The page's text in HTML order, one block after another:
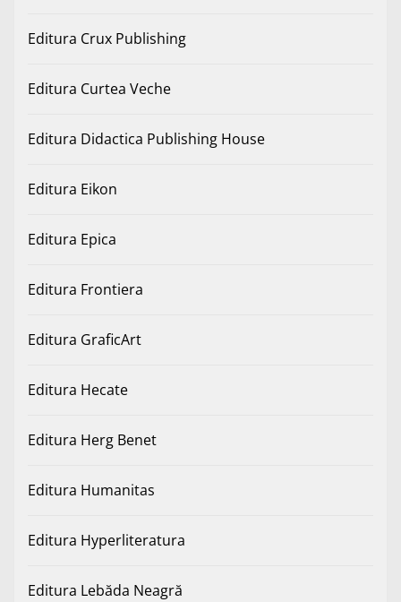
Editura Crux Publishing
Editura Curtea Veche
Editura Didactica Publishing House
Editura Eikon
Editura Epica
Editura Frontiera
Editura GraficArt
Editura Hecate
Editura Herg Benet
Editura Humanitas
Editura Hyperliteratura
Editura Lebăda Neagră